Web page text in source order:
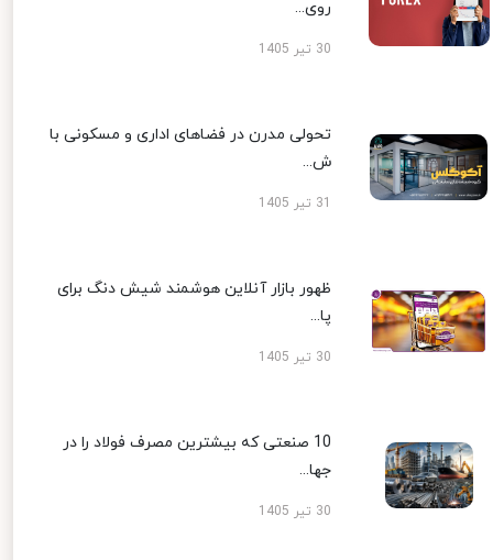
روی...
30 تیر 1405
تحولی مدرن در فضاهای اداری و مسکونی با
ش...
ظهور بازار آنلاین هوشمند شیش دنگ برای
پا...
30 تیر 1405
10 صنعتی که بیشترین مصرف فولاد را در
جها...
30 تیر 1405